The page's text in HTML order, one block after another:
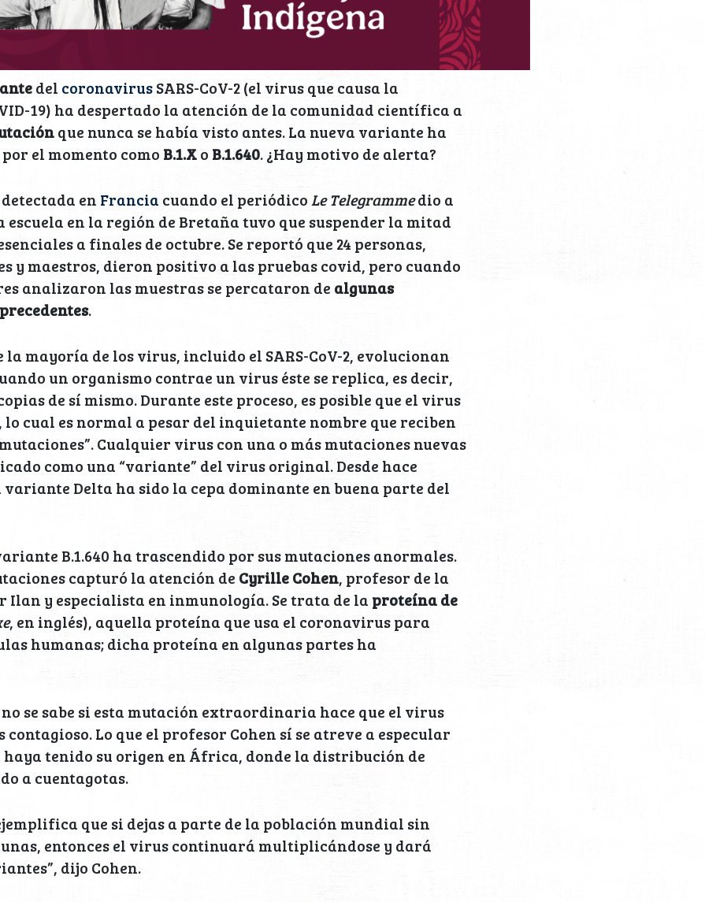
del coronavirusSARS-CoV-2 (el virus que causa la
19) ha despertado la atención de la comunidad científica a
que nunca se había visto antes. La nueva variante ha
el momento como B.1.Xo B.1.640. ¿Hay motivo de alerta?
en Francia cuando el periódicoLe Telegrammedio a
escuela en la región de Bretaña tuvo que suspender la mitad
a finales de octubre. Se reportó que 24 personas,
y maestros, dieron positivo a las pruebas covid, pero cuando
analizaron las muestras se percataron de algunas
.
la mayoría de los virus, incluido el SARS-CoV-2, evolucionan
un organismo contrae un virus éste se replica, es decir,
de sí mismo. Durante este proceso, es posible que el virus
lo cual es normal a pesar del inquietante nombre que reciben
Cualquier virus con una o más mutaciones nuevas
como una “variante” del virus original. Desde hace
variante Delta ha sido la cepa dominante en buena parte del
B.1.640 ha trascendido por sus mutaciones anormales.
capturó la atención de Cyrille Cohen, profesor de la
Ilan y especialista en inmunología. Se trata de la proteína de
, en inglés), aquella proteína que usa el coronavirus para
humanas; dicha proteína en algunas partes ha
se sabe si esta mutación extraordinaria hace que el virus
contagioso. Lo que el profesor Cohen sí se atreve a especular
haya tenido su origen en África, donde la distribución de
a cuentagotas.
que si dejas a parte de la población mundial sin
entonces el virus continuará multiplicándose y dará
dijo Cohen.